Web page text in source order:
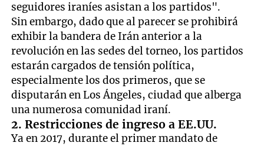
seguidores iraníes asistan a los partidos".
Sin embargo, dado que al parecer se prohibirá
exhibir la bandera de Irán anterior a la
revolución en las sedes del torneo, los partidos
estarán cargados de tensión política,
especialmente los dos primeros, que se
disputarán en Los Ángeles, ciudad que alberga
una numerosa comunidad iraní.
2. Restricciones de ingreso a EE.UU.
Ya en 2017, durante el primer mandato de